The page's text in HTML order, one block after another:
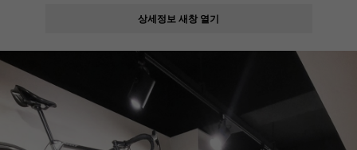
상세정보 새창 열기